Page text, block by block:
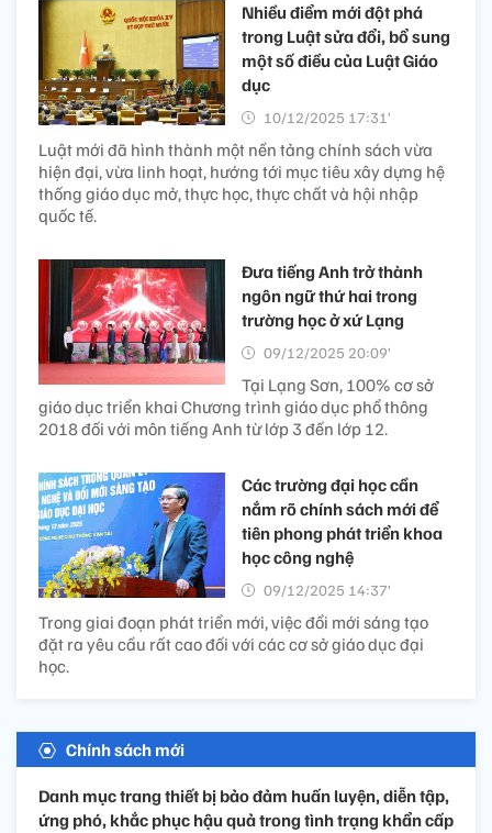
Nhiều điểm mới đột phá
trong Luật sửa đổi, bổ sung
một số điều của Luật Giáo
dục
10/12/2025 17:31’
Luật mới đã hình thành một nền tảng chính sách vừa
hiện đại, vừa linh hoạt, hướng tới mục tiêu xây dựng hệ
thống giáo dục mở, thực học, thực chất và hội nhập
quốc tế.
Đưa tiếng Anh trở thành
ngôn ngữ thứ hai trong
trường học ở xứ Lạng
09/12/2025 20:09’
Tại Lạng Sơn, 100% cơ sở
giáo dục triển khai Chương trình giáo dục phổ thông
2018 đối với môn tiếng Anh từ lớp 3 đến lớp 12.
Các trường đại học cần
nắm rõ chính sách mới để
tiên phong phát triển khoa
học công nghệ
09/12/2025 14:37’
Trong giai đoạn phát triển mới, việc đổi mới sáng tạo
đặt ra yêu cầu rất cao đối với các cơ sở giáo dục đại
học.
Chính sách mới
Danh mục trang thiết bị bảo đảm huấn luyện, diễn tập,
ứng phó, khắc phục hậu quả trong tình trạng khẩn cấp